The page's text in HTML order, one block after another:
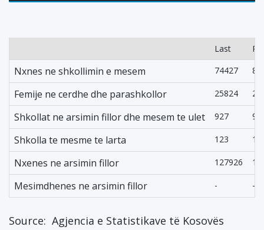
Last
Nxnes ne shkollimin e mesem 74427
Femije ne cerdhe dhe parashkollor 25824
Shkollat ne arsimin fillor dhe mesem te ulet 927
Shkolla te mesme te larta 123
Nxenes ne arsimin fillor 127926
Mesimdhenes ne arsimin fillor - -
Source: Agjencia e Statistikave të Kosovës